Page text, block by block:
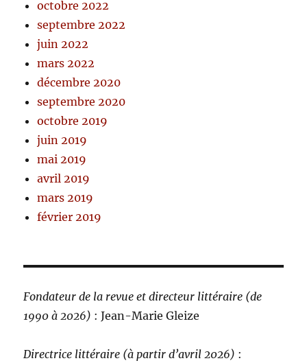
octobre 2022
septembre 2022
juin 2022
mars 2022
décembre 2020
septembre 2020
octobre 2019
juin 2019
mai 2019
avril 2019
mars 2019
février 2019
Fondateur de la revue et directeur littéraire (de
1990 à 2026) : Jean-Marie Gleize
Directrice littéraire (à partir d’avril 2026) :